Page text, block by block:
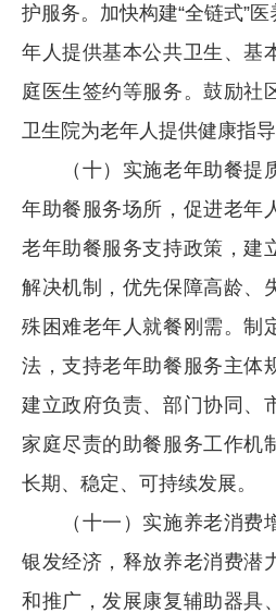
护服务。加快构建“全链式”
年人提供基本公共卫生、基
庭医生签约等服务。鼓励社
卫生院为老年人提供健康指导
（十）实施老年助餐提
年助餐服务场所，促进老年
老年助餐服务支持政策，建
解决机制，优先保障高龄、
殊困难老年人就餐刚需。制
法，支持老年助餐服务主体
建立政府负责、部门协同、
家庭尽责的助餐服务工作机
长期、稳定、可持续发展。
（十一）实施养老消费
银发经济，释放养老消费潜
和推广，发展康复辅助器具